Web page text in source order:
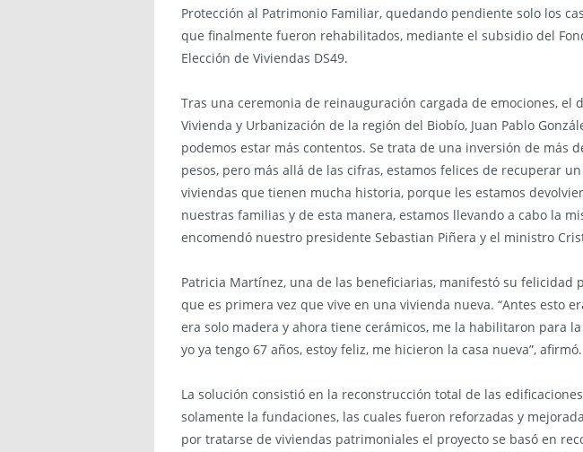
Protección al Patrimonio Familiar, quedando pendiente solo los
que finalmente fueron rehabilitados, mediante el subsidio del
Elección de Viviendas DS49.
Tras una ceremonia de reinauguración cargada de emociones, el
Vivienda y Urbanización de la región del Biobío, Juan Pablo
podemos estar más contentos. Se trata de una inversión de más
pesos, pero más allá de las cifras, estamos felices de recuperar
viviendas que tienen mucha historia, porque les estamos
nuestras familias y de esta manera, estamos llevando a cabo la
encomendó nuestro presidente Sebastian Piñera y el ministro
Patricia Martínez, una de las beneficiarias, manifestó su felicidad
que es primera vez que vive en una vivienda nueva. “Antes esto
era solo madera y ahora tiene cerámicos, me la habilitaron para
yo ya tengo 67 años, estoy feliz, me hicieron la casa nueva”, afirmó.
La solución consistió en la reconstrucción total de las
solamente la fundaciones, las cuales fueron reforzadas y
por tratarse de viviendas patrimoniales el proyecto se basó en